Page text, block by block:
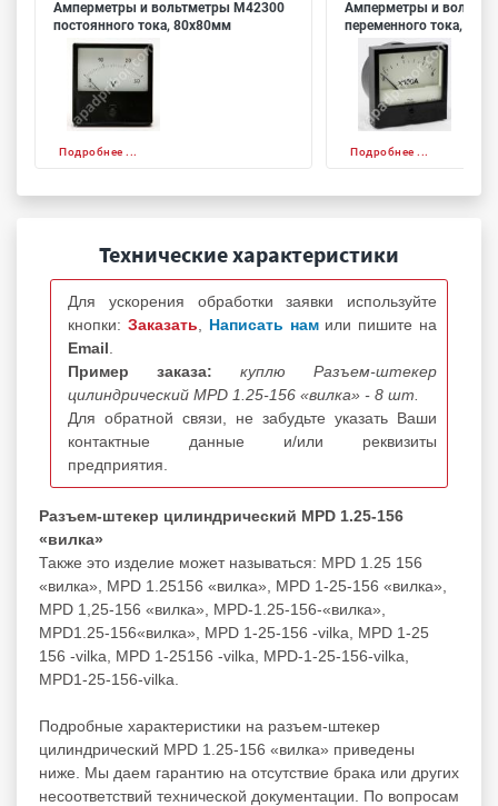
Амперметры и вольтметры М42300
постоянного тока, 80х80мм
Подробнее ...
Амперметры и
переменного тока,
Подробнее ...
Технические характеристики
Для ускорения обработки заявки используйте
кнопки: Заказать Написать нам или пишите на
Email
Пример заказа:
куплю Разъем-штекер
цилиндрический MPD 1.25-156 «вилка» - 8 шт.
Для обратной связи, не забудьте указать Ваши
контактные данные и/или реквизиты
предприятия.
Разъем-штекер цилиндрический MPD 1.25-156
«вилка»
Также это изделие может называться: MPD 1.25 156
«вилка», MPD 1.25156 «вилка», MPD 1-25-156 «вилка»,
MPD 1,25-156 «вилка», MPD-1.25-156-«вилка»,
MPD1.25-156«вилка», MPD 1-25-156 -vilka, MPD 1-25
156 -vilka, MPD 1-25156 -vilka, MPD-1-25-156-vilka,
MPD1-25-156-vilka.
Подробные характеристики на разъем-штекер
цилиндрический MPD 1.25-156 «вилка» приведены
ниже. Мы даем гарантию на отсутствие брака или других
несоответствий технической документации. По вопросам